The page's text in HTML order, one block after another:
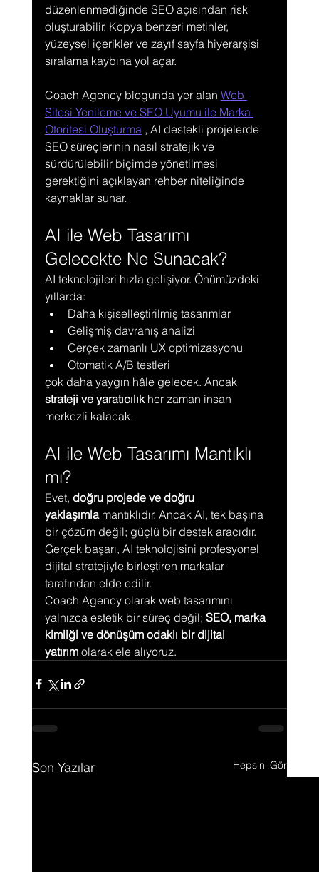
düzenlenmediğinde SEO açısından risk
oluşturabilir. Kopya benzeri metinler,
yüzeysel içerikler ve zayıf sayfa hiyerarşisi
sıralama kaybına yol açar.
Coach Agency blogunda yer alan Web
Sitesi Yenileme ve SEO Uyumu ile Marka
Otoritesi Oluşturma , AI destekli projelerde
SEO süreçlerinin nasıl stratejik ve
sürdürülebilir biçimde yönetilmesi
gerektiğini açıklayan rehber niteliğinde
kaynaklar sunar.
AI ile Web Tasarımı
Gelecekte Ne Sunacak?
AI teknolojileri hızla gelişiyor. Önümüzdeki
yıllarda:
Daha kişiselleştirilmiş tasarımlar
Gelişmiş davranış analizi
Gerçek zamanlı UX optimizasyonu
Otomatik A/B testleri
çok daha yaygın hâle gelecek. Ancak
strateji ve yaratıcılık her zaman insan
merkezli kalacak.
AI ile Web Tasarımı Mantıklı
mı?
Evet, doğru projede ve doğru
yaklaşımla mantıklıdır. Ancak AI, tek başına
bir çözüm değil; güçlü bir destek aracıdır.
Gerçek başarı, AI teknolojisini profesyonel
dijital stratejiyle birleştiren markalar
tarafından elde edilir.
Coach Agency olarak web tasarımını
yalnızca estetik bir süreç değil; SEO, marka
kimliği ve dönüşüm odaklı bir dijital
yatırım olarak ele alıyoruz.
Son Yazılar Hepsini Gör